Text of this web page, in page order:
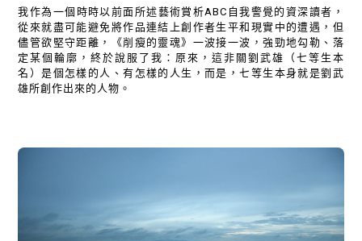
我作為一個時時以前面所述藝術賞析ABC自我警覺的資深讀者，
從來就盡可能避免將作品連結上創作者生平和現實中的遭遇，但
儘管欲堅守距離，《削瘦的靈魂》一波接一波，強勁地勾勒、落
定某個輪廓，終於說服了我：原來，這非關劉武雄（七等生本
名）是個怎樣的人、有怎樣的人生，而是，七等生本身就是劉武
雄所創作出來的人物。